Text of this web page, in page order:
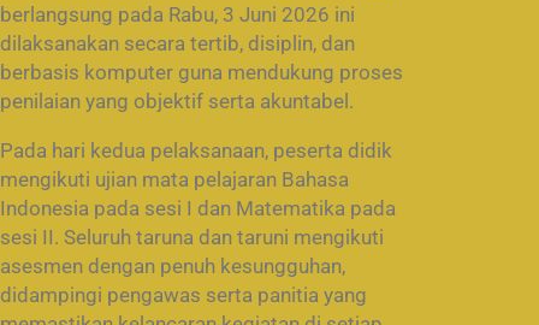
berlangsung pada Rabu, 3 Juni 2026 ini
dilaksanakan secara tertib, disiplin, dan
berbasis komputer guna mendukung proses
penilaian yang objektif serta akuntabel.
Pada hari kedua pelaksanaan, peserta didik
mengikuti ujian mata pelajaran Bahasa
Indonesia pada sesi I dan Matematika pada
sesi II. Seluruh taruna dan taruni mengikuti
asesmen dengan penuh kesungguhan,
didampingi pengawas serta panitia yang